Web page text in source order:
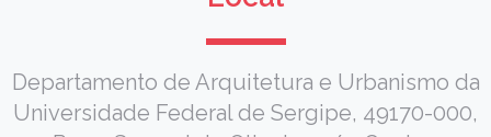
Departamento de Arquitetura e Urbanismo da
Universidade Federal de Sergipe, 49170-000,